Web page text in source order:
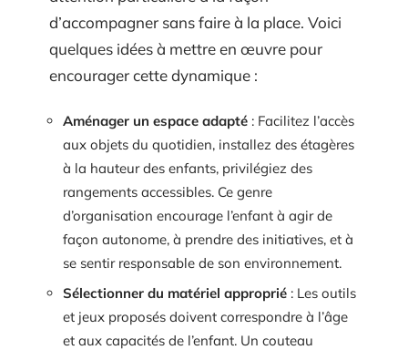
d’accompagner sans faire à la place. Voici
quelques idées à mettre en œuvre pour
encourager cette dynamique :
Aménager un espace adapté : Facilitez l’accès
aux objets du quotidien, installez des étagères
à la hauteur des enfants, privilégiez des
rangements accessibles. Ce genre
d’organisation encourage l’enfant à agir de
façon autonome, à prendre des initiatives, et à
se sentir responsable de son environnement.
Sélectionner du matériel approprié : Les outils
et jeux proposés doivent correspondre à l’âge
et aux capacités de l’enfant. Un couteau